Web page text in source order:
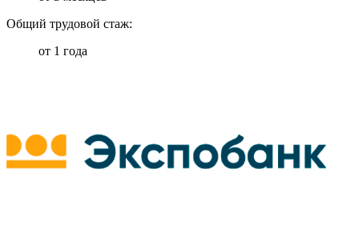
Общий трудовой стаж:
от 1 года